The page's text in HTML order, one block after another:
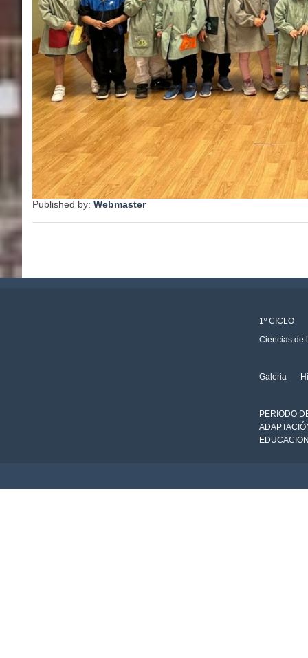
Published by: Webmaster
1º CICLO
Ciencias de
Galeria
PERIODO